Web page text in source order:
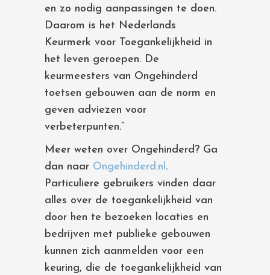
en zo nodig aanpassingen te doen.
Daarom is het Nederlands
Keurmerk voor Toegankelijkheid in
het leven geroepen. De
keurmeesters van Ongehinderd
toetsen gebouwen aan de norm en
geven adviezen voor
verbeterpunten.”
Meer weten over Ongehinderd? Ga
dan naar Ongehinderd.nl.
Particuliere gebruikers vinden daar
alles over de toegankelijkheid van
door hen te bezoeken locaties en
bedrijven met publieke gebouwen
kunnen zich aanmelden voor een
keuring, die de toegankelijkheid van